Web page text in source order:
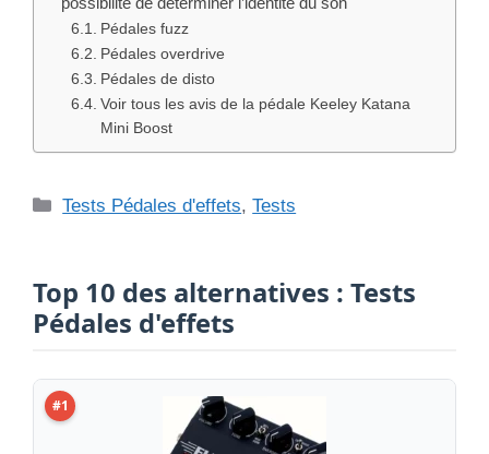
Pédales fuzz
Pédales overdrive
Pédales de disto
Voir tous les avis de la pédale Keeley Katana
Mini Boost
Catégories
Tests Pédales d'effets,Tests
Top 10 des alternatives : Tests
Pédales d'effets
#1